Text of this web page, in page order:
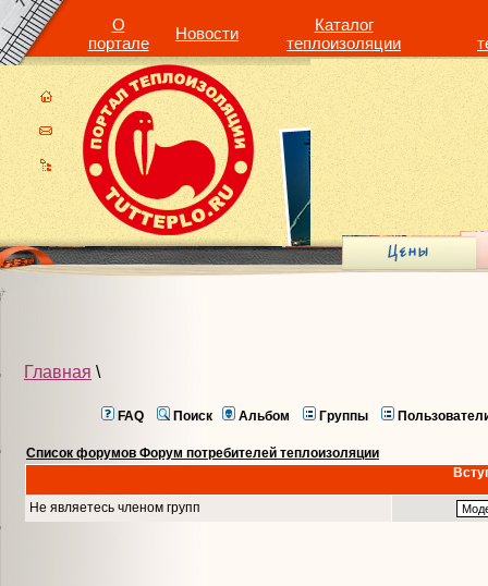
О
портале
Новости
Каталог
теплоизоляции
Главная \
FAQ Поиск Альбом Группы
Список форумов Форум потребителей теплоизоляции
Не являетесь членом групп